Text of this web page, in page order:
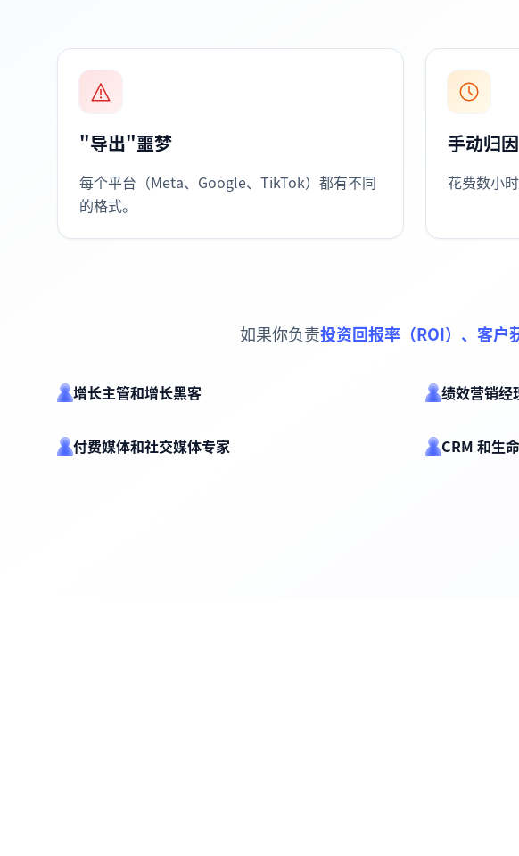
"导出"噩梦
每个平台（Meta、Google、TikTok）都有不同
的格式。
手动归因
花费数小
如果你负责投资回报率（ROI）、客户
增长主管和增长黑客 绩效营销经
付费媒体和社交媒体专家 CRM 和生